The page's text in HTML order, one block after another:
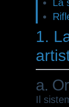
La
1.
a.
Il